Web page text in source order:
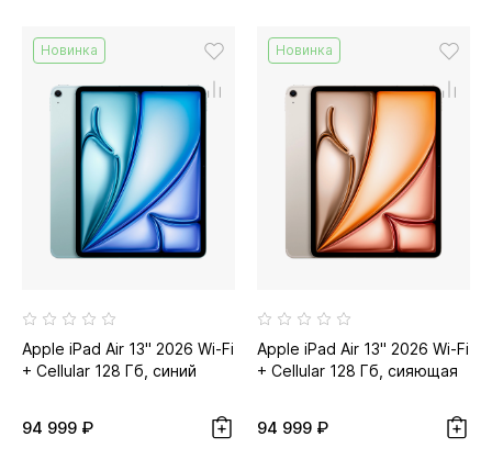
Новинка
Apple iPad Air 13" 2026 Wi-Fi
+ Cellular 128 Гб, синий
94 999 ₽
Новинка
Apple iPad Air 13" 2026 Wi-Fi
+ Cellular 128 Гб, сияющая
94 999 ₽